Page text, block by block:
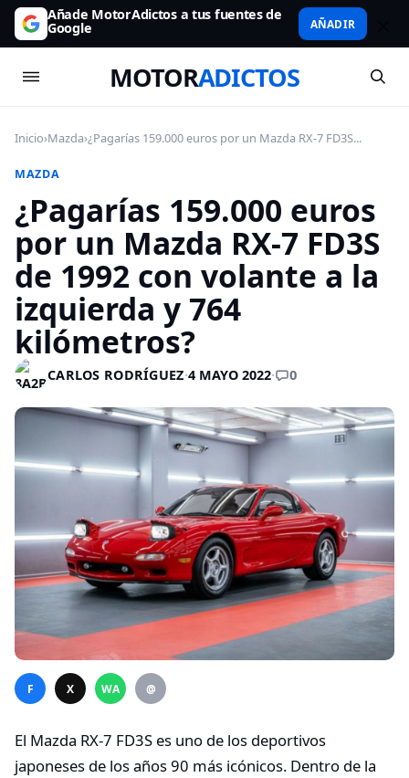
Añade MotorAdictos a tus fuentes de
Google AÑADIR
MOTORADICTOS
Inicio›Mazda›¿Pagarías 159.000 euros por un Mazda RX-7 FD3S...
MAZDA
¿Pagarías 159.000 euros
por un Mazda RX-7 FD3S
de 1992 con volante a la
izquierda y 764
kilómetros?
CARLOS RODRÍGUEZ·4 MAYO 2022· 0
F X WA @
El Mazda RX-7 FD3S es uno de los deportivos
japoneses de los años 90 más icónicos. Dentro de la